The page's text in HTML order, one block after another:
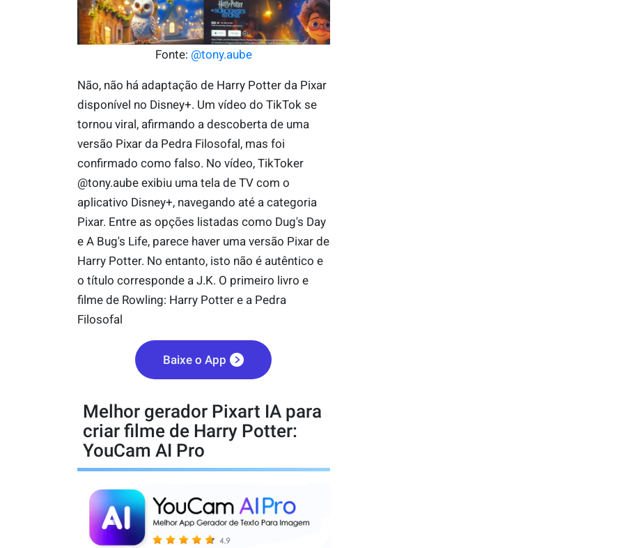
Fonte: @tony.aube
Não, não há adaptação de Harry Potter da Pixar
disponível no Disney+. Um vídeo do TikTok se
tornou viral, afirmando a descoberta de uma
versão Pixar da Pedra Filosofal, mas foi
confirmado como falso. No vídeo, TikToker
@tony.aube exibiu uma tela de TV com o
aplicativo Disney+, navegando até a categoria
Pixar. Entre as opções listadas como Dug's Day
e A Bug's Life, parece haver uma versão Pixar de
Harry Potter. No entanto, isto não é autêntico e
o título corresponde a J.K. O primeiro livro e
filme de Rowling: Harry Potter e a Pedra
Filosofal
Baixe o App
Melhor gerador Pixart IA para
criar filme de Harry Potter:
YouCam AI Pro